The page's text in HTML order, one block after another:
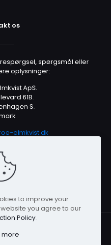
os
spørgsmål eller
oplysninger:
ApS.
61B.
S.
elmkvist.dk
to improve your
you agree to our
Policy.
more